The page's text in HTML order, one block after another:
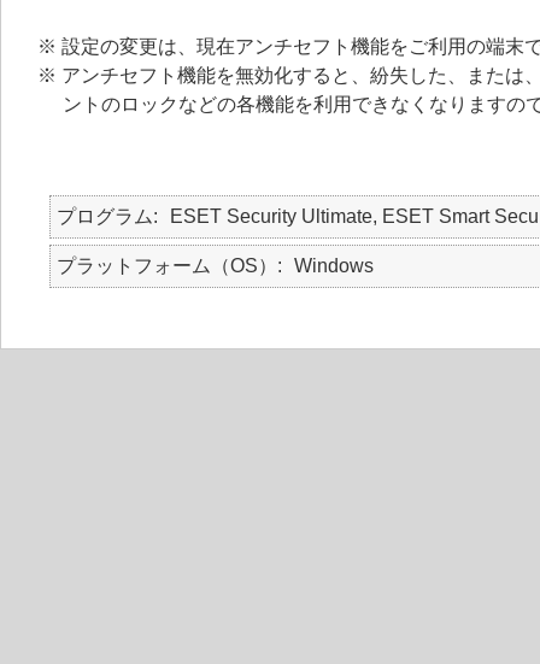
※ 設定の変更は、現在アンチセフト機能をご利用の端末
※ アンチセフト機能を無効化すると、紛失した、または
ントのロックなどの各機能を利用できなくなりますの
プログラム ESET Security Ultimate, ESET Smart
プラットフォーム（OS） Windows